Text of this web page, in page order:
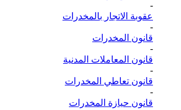
-
عقوبة الاتجار بالمخدرات
-
قانون المخدرات
-
قانون المعاملات المدنية
-
قانون تعاطي المخدرات
-
قانون حيازة المخدرات